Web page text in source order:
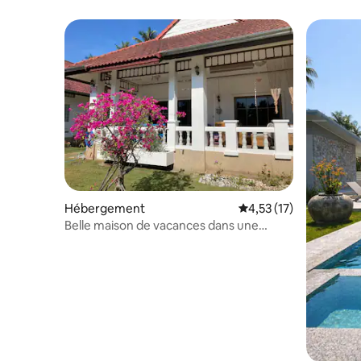
Hébergement Évaluation moyenne
4,53 (17)
Belle maison de vacances dans une